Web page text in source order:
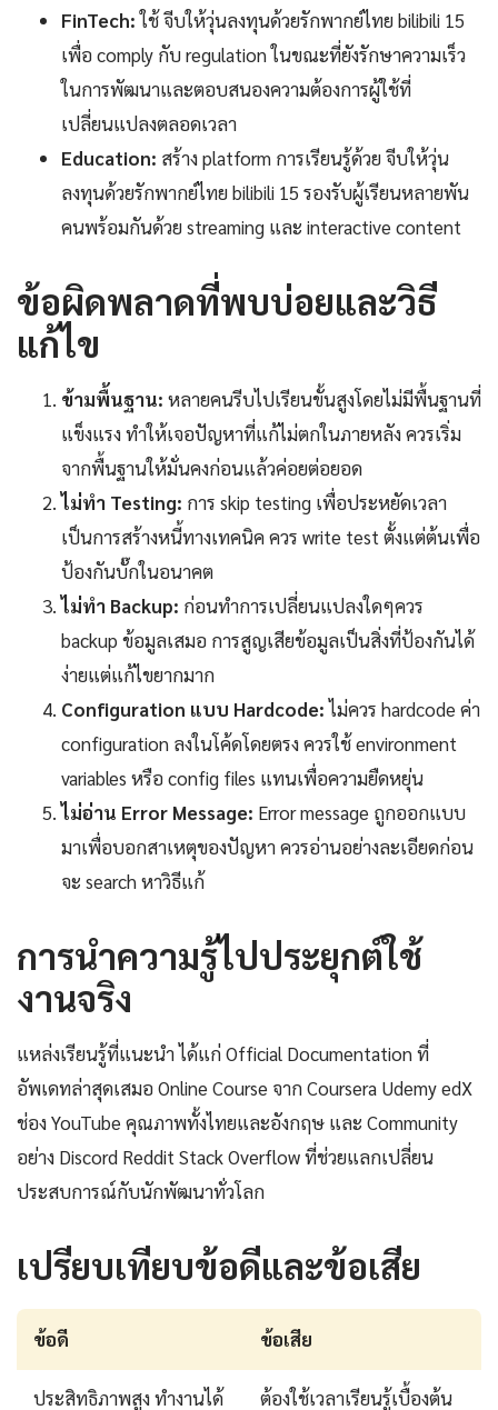
FinTech:ใช้ จีบให้วุ่นลงทุนด้วยรักพากย์ไทย bilibili 15
เพื่อ comply กับ regulation ในขณะที่ยังรักษาความเร็ว
ในการพัฒนาและตอบสนองความต้องการผู้ใช้ที่
เปลี่ยนแปลงตลอดเวลา
Education: สร้าง platform การเรียนรู้ด้วย จีบให้วุ่น
ลงทุนด้วยรักพากย์ไทย bilibili 15 รองรับผู้เรียนหลายพัน
คนพร้อมกันด้วย streaming และ interactive content
ข้อผิดพลาดที่พบบ่อยและวิธี
แก้ไข
ข้ามพื้นฐาน: หลายคนรีบไปเรียนขั้นสูงโดยไม่มีพื้นฐานที่
แข็งแรง ทำให้เจอปัญหาที่แก้ไม่ตกในภายหลัง ควรเริ่ม
จากพื้นฐานให้มั่นคงก่อนแล้วค่อยต่อยอด
ไม่ทำ Testing: การ skip testing เพื่อประหยัดเวลา
เป็นการสร้างหนี้ทางเทคนิค ควร write test ตั้งแต่ต้นเพื่อ
ป้องกันบั๊กในอนาคต
ไม่ทำ Backup: ก่อนทำการเปลี่ยนแปลงใดๆควร
backup ข้อมูลเสมอ การสูญเสียข้อมูลเป็นสิ่งที่ป้องกันได้
ง่ายแต่แก้ไขยากมาก
Configuration แบบ Hardcode:ไม่ควร hardcode ค่า
configuration ลงในโค้ดโดยตรง ควรใช้ environment
variables หรือ config files แทนเพื่อความยืดหยุ่น
ไม่อ่าน Error Message: Error message ถูกออกแบบ
มาเพื่อบอกสาเหตุของปัญหา ควรอ่านอย่างละเอียดก่อน
จะ search หาวิธีแก้
การนำความรู้ไปประยุกต์ใช้
งานจริง
แหล่งเรียนรู้ที่แนะนำ ได้แก่ Official Documentation ที่
อัพเดทล่าสุดเสมอ Online Course จาก Coursera Udemy edX
ช่อง YouTube คุณภาพทั้งไทยและอังกฤษ และ Community
อย่าง Discord Reddit Stack Overflow ที่ช่วยแลกเปลี่ยน
ประสบการณ์กับนักพัฒนาทั่วโลก
เปรียบเทียบข้อดีและข้อเสีย
ข้อดี ข้อเสีย
ประสิทธิภาพสูง ทำงานได้
ต้องใช้เวลาเรียนรู้เบื้องต้น